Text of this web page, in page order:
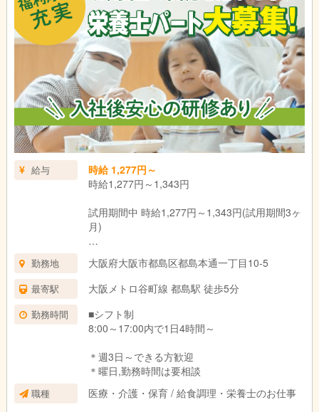
給与
時給 1,277円～
時給1,277円～1,343円
試用期間中 時給1,277円～1,343円(試用期間3ヶ
月)
＊資格・経験による
試用期間：3ヶ月(同条件)
勤務地 大阪府大阪市都島区都島本通一丁目10-5
最寄駅 大阪メトロ谷町線 都島駅 徒歩5分
勤務時間
■シフト制
8:00～17:00内で1日4時間～
＊週3日～できる方歓迎
＊曜日,勤務時間は要相談
職種
医療・介護・保育 / 給食調理・栄養士のお仕事